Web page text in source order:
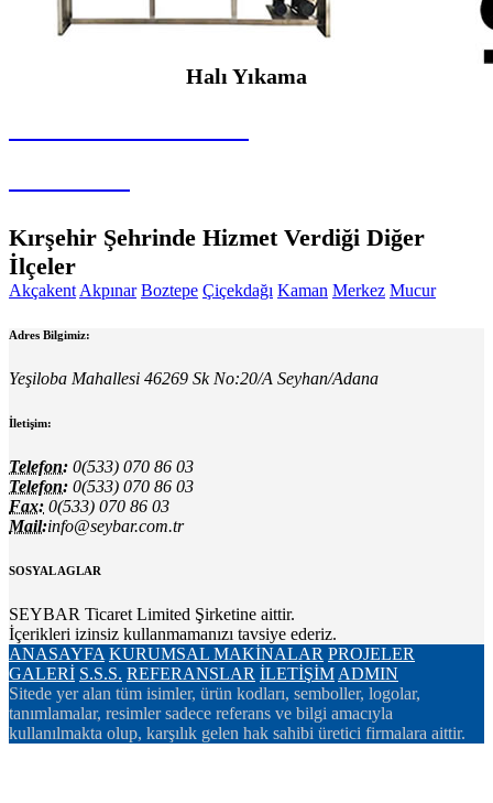
Halı Yıkama
Kırşehir Şehrinde Hizmet Verdiği Diğer
İlçeler
Akçakent Akpınar Boztepe Çiçekdağı Kaman Merkez Mucur
Adres Bilgimiz:
Yeşiloba Mahallesi 46269 Sk No:20/A Seyhan/Adana
İletişim:
Telefon: 0(533) 070 86 03
Telefon: 0(533) 070 86 03
Fax: 0(533) 070 86 03
Mail:info@seybar.com.tr
SOSYAL AGLAR
SEYBAR Ticaret Limited Şirketine aittir.
İçerikleri izinsiz kullanmamanızı tavsiye ederiz.
ANASAYFA KURUMSAL MAKİNALAR PROJELER
GALERİ S.S.S. REFERANSLAR İLETİŞİM ADMIN
Sitede yer alan tüm isimler, ürün kodları, semboller, logolar,
tanımlamalar, resimler sadece referans ve bilgi amacıyla
kullanılmakta olup, karşılık gelen hak sahibi üretici firmalara aittir.